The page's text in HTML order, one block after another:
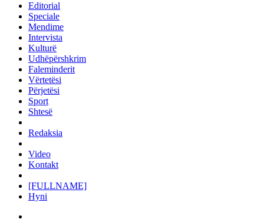
Editorial
Speciale
Mendime
Intervista
Kulturë
Udhëpërshkrim
Faleminderit
Vërtetësi
Përjetësi
Sport
Shtesë
Redaksia
Video
Kontakt
[FULLNAME]
Hyni